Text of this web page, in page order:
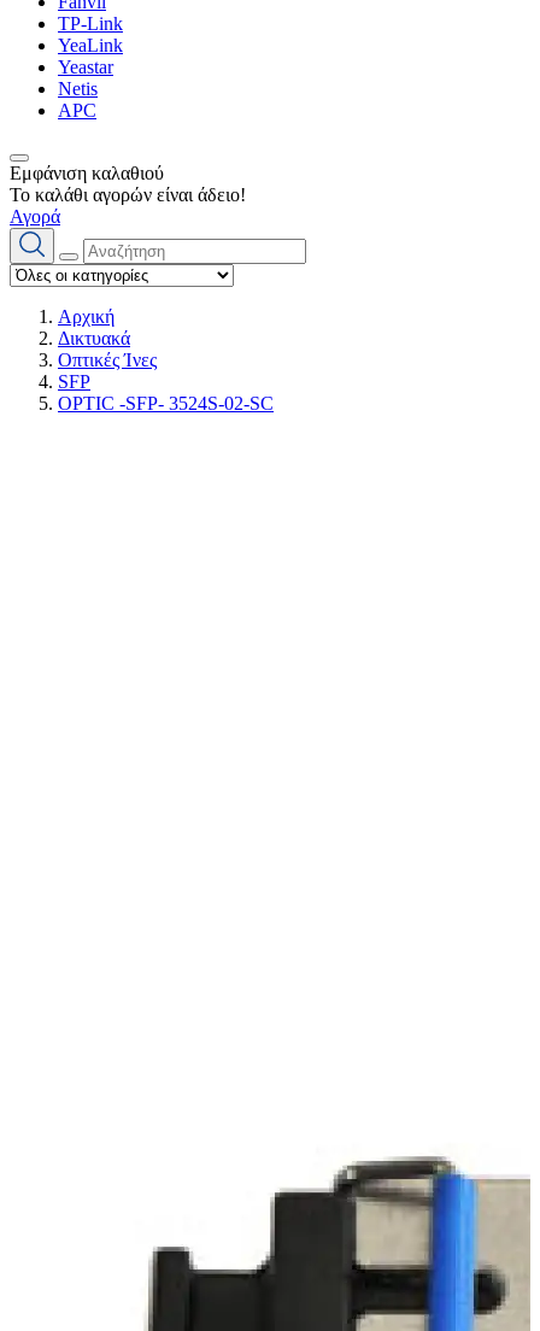
TP-Link
YeaLink
Yeastar
Netis
APC
Εμφάνιση καλαθιού
Το καλάθι αγορών είναι άδειο!
Αγορά
Αρχική
Δικτυακά
Οπτικές Ίνες
SFP
OPTIC -SFP- 3524S-02-SC